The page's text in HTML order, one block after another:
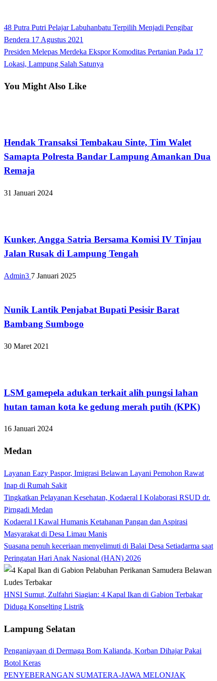
Navigasi
pos
Previous
Post
48 Putra Putri Pelajar Labuhanbatu Terpilih Menjadi Pengibar
Bendera 17 Agustus 2021
Next
Post
Presiden Melepas Merdeka Ekspor Komoditas Pertanian Pada 17
Lokasi, Lampung Salah Satunya
You Might Also Like
Hendak Transaksi Tembakau Sinte, Tim Walet
Samapta Polresta Bandar Lampung Amankan Dua
Remaja
31 Januari 2024
Kunker, Angga Satria Bersama Komisi IV Tinjau
Jalan Rusak di Lampung Tengah
Admin3 7 Januari 2025
Nunik Lantik Penjabat Bupati Pesisir Barat
Bambang Sumbogo
30 Maret 2021
LSM gamepela adukan terkait alih pungsi lahan
hutan taman kota ke gedung merah putih (KPK)
16 Januari 2024
Medan
Layanan Eazy Paspor, Imigrasi Belawan Layani Pemohon Rawat
Inap di Rumah Sakit
Tingkatkan Pelayanan Kesehatan, Kodaeral I Kolaborasi RSUD dr.
Pirngadi Medan‎
Kodaeral I Kawal Humanis Ketahanan Pangan dan Aspirasi
Masyarakat di Desa Limau Manis
Suasana penuh keceriaan menyelimuti di Balai Desa Setiadarma saat
Peringatan Hari Anak Nasional (HAN) 2026
HNSI Sumut, Zulfahri Siagian: 4 Kapal Ikan di Gabion Terbakar
Diduga Konselting Listrik
Lampung Selatan
Penganiayaan di Dermaga Bom Kalianda, Korban Dihajar Pakai
Botol Keras
PENYEBERANGAN SUMATERA-JAWA MELONJAK